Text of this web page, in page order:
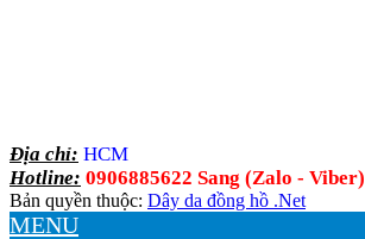
Địa chỉ: HCM
Hotline: 0906885622 Sang (Zalo - Viber)
Bản quyền thuộc: Dây da đồng hồ .Net
MENU